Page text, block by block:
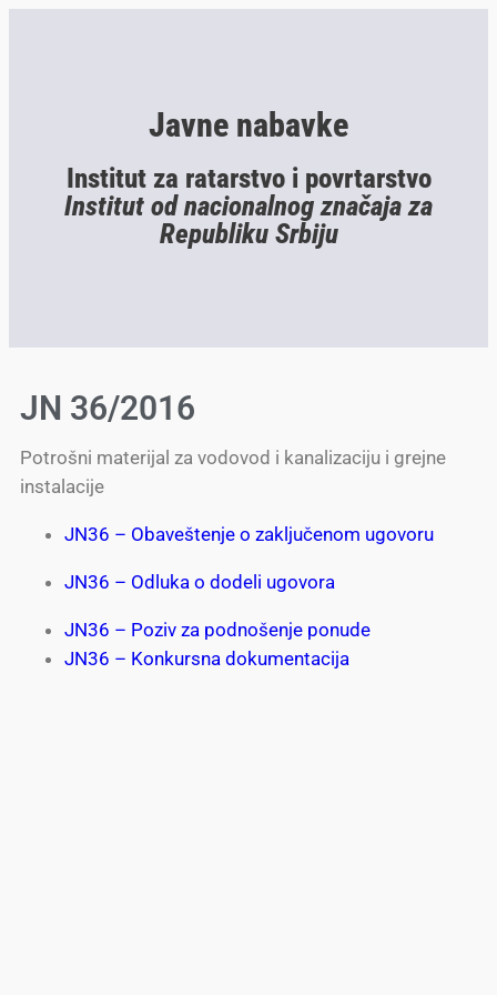
Javne nabavke
Institut za ratarstvo i povrtarstvo
Institut od nacionalnog značaja za
Republiku Srbiju
JN 36/2016
Potrošni materijal za vodovod i kanalizaciju i grejne
instalacije
JN36 – Obaveštenje o zaključenom ugovoru
JN36 – Odluka o dodeli ugovora
JN36 – Poziv za podnošenje ponude
JN36 – Konkursna dokumentacija